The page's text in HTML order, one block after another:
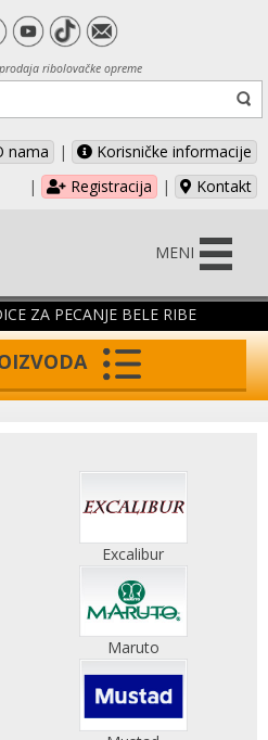
ribolovačke opreme
nama |
Korisničke informacije
|
Registracija | Kontakt
MENI
ZA PECANJE BELE RIBE
Excalibur
Maruto